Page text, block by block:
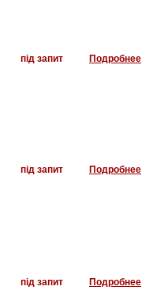
під запит Подробнее
під запит Подробнее
під запит Подробнее